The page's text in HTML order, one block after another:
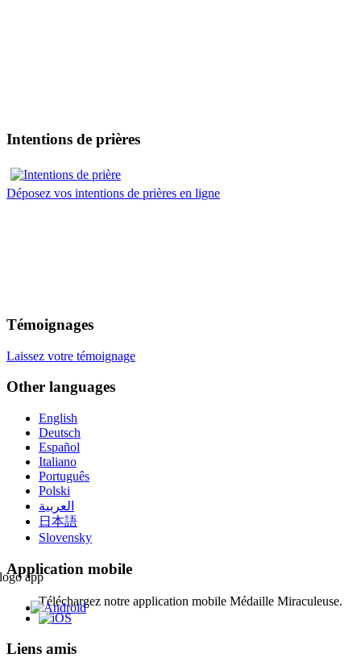
Intentions de prières
Déposez vos intentions de prières en ligne
Témoignages
Laissez votre témoignage
Other languages
English
Deutsch
Español
Italiano
Português
Polski
العربية
日本語
Slovensky
Application mobile
Téléchargez notre application mobile Médaille Miraculeuse.
Liens amis